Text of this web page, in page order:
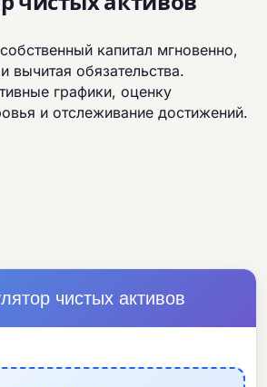
капитал мгновенно,
вычитая обязательства.
графики, оценку
и отслеживание достижений.
чистых активов